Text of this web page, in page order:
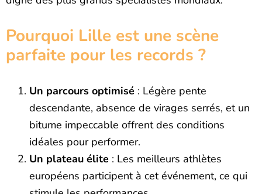
Pourquoi Lille est une scène
parfaite pour les records ?
Un parcours optimisé : Légère pente
descendante, absence de virages serrés, et un
bitume impeccable offrent des conditions
idéales pour performer.
Un plateau élite : Les meilleurs athlètes
européens participent à cet événement, ce qui